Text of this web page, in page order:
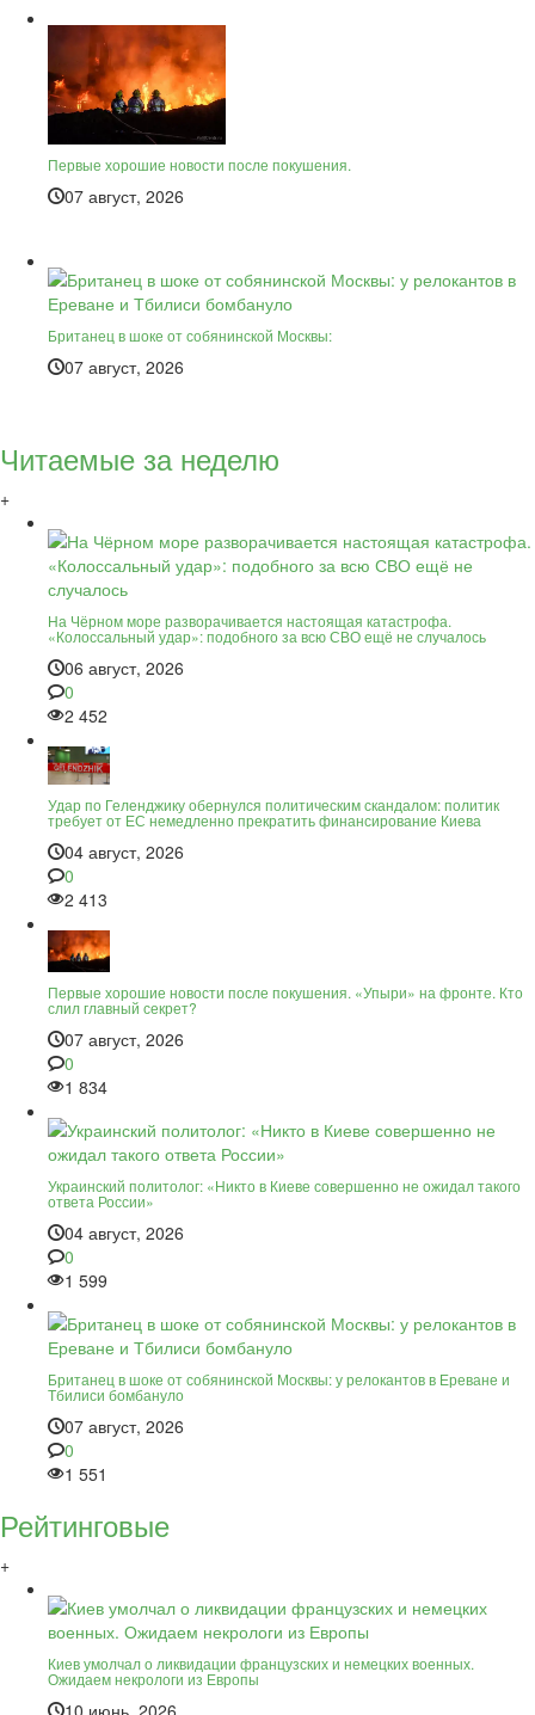
Первые хорошие новости после покушения.
07 август, 2026
Британец в шоке от собянинской Москвы:
07 август, 2026
Читаемые за неделю
+
На Чёрном море разворачивается настоящая катастрофа.
«Колоссальный удар»: подобного за всю СВО ещё не случалось
06 август, 2026
0
2 452
Удар по Геленджику обернулся политическим скандалом: политик
требует от ЕС немедленно прекратить финансирование Киева
04 август, 2026
0
2 413
Первые хорошие новости после покушения. «Упыри» на фронте. Кто
слил главный секрет?
07 август, 2026
0
1 834
Украинский политолог: «Никто в Киеве совершенно не ожидал такого
ответа России»
04 август, 2026
0
1 599
Британец в шоке от собянинской Москвы: у релокантов в Ереване и
Тбилиси бомбануло
07 август, 2026
0
1 551
Рейтинговые
+
Киев умолчал о ликвидации французских и немецких военных.
Ожидаем некрологи из Европы
10 июнь, 2026